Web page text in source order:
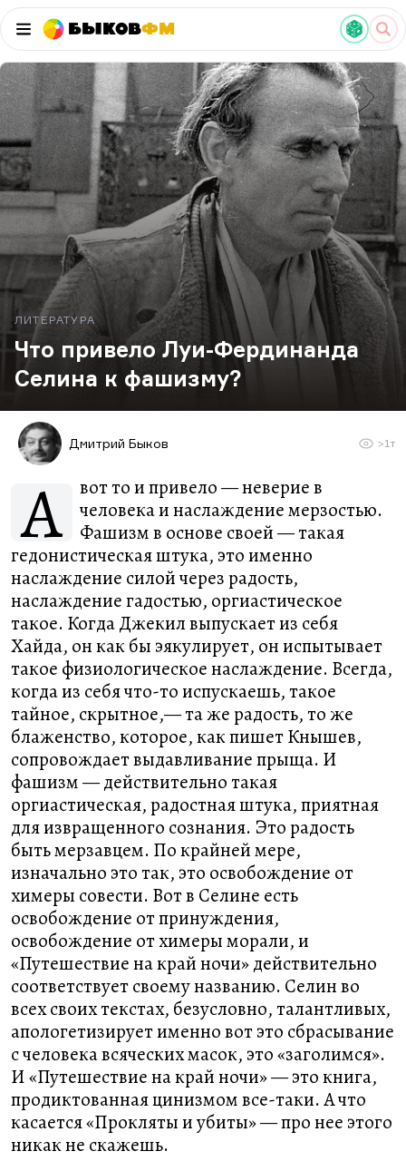
БыковФМ
ЛИТЕРАТУРА
Что привело Луи-Фердинанда
Селина к фашизму?
Дмитрий Быков >1т
А
вот то и привело — неверие в
человека и наслаждение мерзостью.
Фашизм в основе своей — такая
гедонистическая штука, это именно
наслаждение силой через радость,
наслаждение гадостью, оргиастическое
такое. Когда Джекил выпускает из себя
Хайда, он как бы эякулирует, он испытывает
такое физиологическое наслаждение. Всегда,
когда из себя что-то испускаешь, такое
тайное, скрытное,— та же радость, то же
блаженство, которое, как пишет Кнышев,
сопровождает выдавливание прыща. И
фашизм — действительно такая
оргиастическая, радостная штука, приятная
для извращенного сознания. Это радость
быть мерзавцем. По крайней мере,
изначально это так, это освобождение от
химеры совести. Вот в Селине есть
освобождение от принуждения,
освобождение от химеры морали, и
«Путешествие на край ночи» действительно
соответствует своему названию. Селин во
всех своих текстах, безусловно, талантливых,
апологетизирует именно вот это сбрасывание
с человека всяческих масок, это «заголимся».
И «Путешествие на край ночи» — это книга,
продиктованная цинизмом все-таки. А что
касается «Прокляты и убиты» — про нее этого
никак не скажешь.